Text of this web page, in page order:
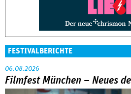
FESTIVALBERICHTE
06.08.2026
Filmfest München – Neues